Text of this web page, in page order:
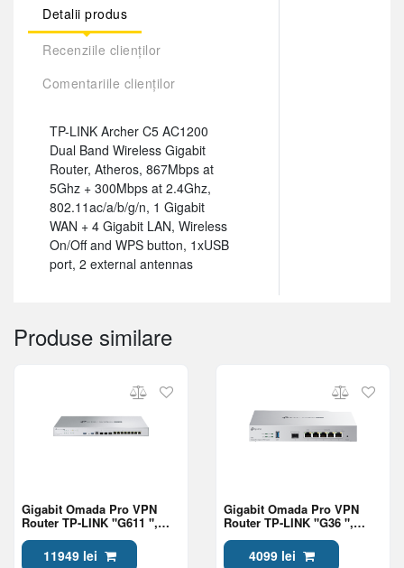
Detalii produs
Recenziile clienților
Comentariile clienților
TP-LINK Archer C5 AC1200
Dual Band Wireless Gigabit
Router, Atheros, 867Mbps at
5Ghz + 300Mbps at 2.4Ghz,
802.11ac/a/b/g/n, 1 Gigabit
WAN + 4 Gigabit LAN, Wireless
On/Off and WPS button, 1xUSB
port, 2 external antennas
Produse similare
Gigabit Omada Pro VPN
Router TP-LINK "G611 ",
WAN/LAN, 8x1GE RJ45
WAN/LAN, 2xUSB3.0
11949 lei
Gigabit Omada Pro VPN
Router TP-LINK "G36 ",
WAN, 1xGbit SFP LAN/WAN,
USB3.04099 lei